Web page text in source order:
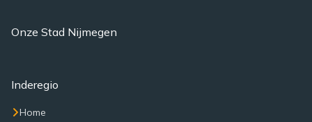
Onze Stad Nijmegen
Inderegio
Home